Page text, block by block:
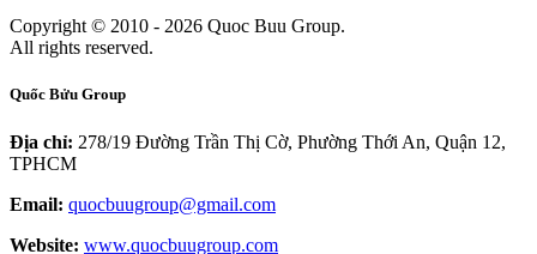
Copyright © 2010 - 2026 Quoc Buu Group.
All rights reserved.
Quốc Bửu Group
Địa chỉ: 278/19 Đường Trần Thị Cờ, Phường Thới An, Quận 12,
TPHCM
Email: quocbuugroup@gmail.com
Website: www.quocbuugroup.com